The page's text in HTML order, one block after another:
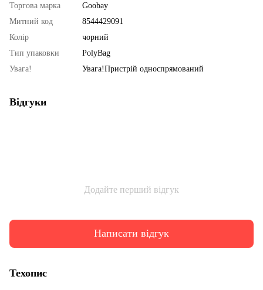
Торгова марка
Goobay
Митний код
8544429091
Колір
чорний
Тип упаковки
PolyBag
Увага!
Увага!Пристрій односпрямований
Відгуки
Додайте перший відгук
Написати відгук
Техопис